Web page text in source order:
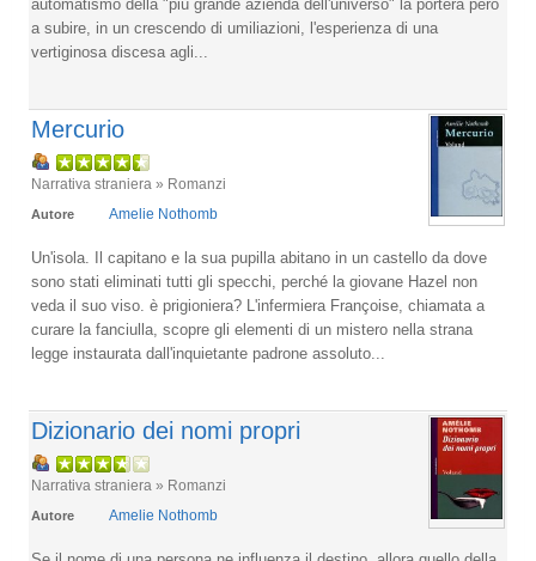
automatismo della "più grande azienda dell'universo" la porterà però
a subire, in un crescendo di umiliazioni, l'esperienza di una
vertiginosa discesa agli...
Mercurio
Narrativa straniera » Romanzi
Autore Amelie Nothomb
Un'isola. Il capitano e la sua pupilla abitano in un castello da dove
sono stati eliminati tutti gli specchi, perché la giovane Hazel non
veda il suo viso. è prigioniera? L'infermiera Françoise, chiamata a
curare la fanciulla, scopre gli elementi di un mistero nella strana
legge instaurata dall'inquietante padrone assoluto...
Dizionario dei nomi propri
Narrativa straniera » Romanzi
Autore Amelie Nothomb